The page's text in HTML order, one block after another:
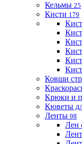
Кельмы 25
Кисти 179
Ковши
Крюки и
Кюветы
Ленты 98
Лен